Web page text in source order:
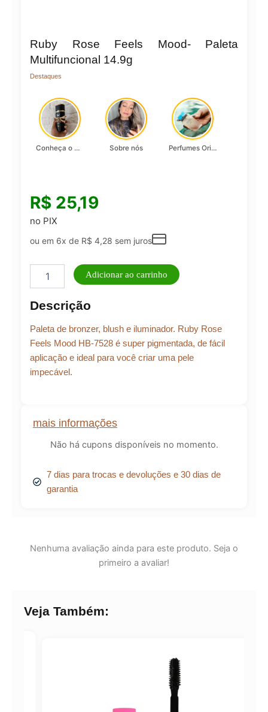
mais informações
Não há cupons disponíveis no momento.
7 dias para trocas e devoluções e 30 dias de
garantia
Ruby Rose Feels Mood- Paleta
Multifuncional 14.9g
Destaques
Conheça o Asad, da Lattafa… Sobre nós Perfumes Originais
R$ 25,19
no PIX
ou em 6x de R$ 4,28 sem juros
Rose
Mood-
Multifuncional
14.9g
quantidade
Adicionar ao carrinho
Descrição
Paleta de bronzer, blush e iluminador. Ruby Rose
Feels Mood HB-7528 é super pigmentada, de fácil
aplicação e ideal para você criar uma pele
impecável.
Nenhuma avaliação ainda para este produto. Seja o
primeiro a avaliar!
Veja Também: